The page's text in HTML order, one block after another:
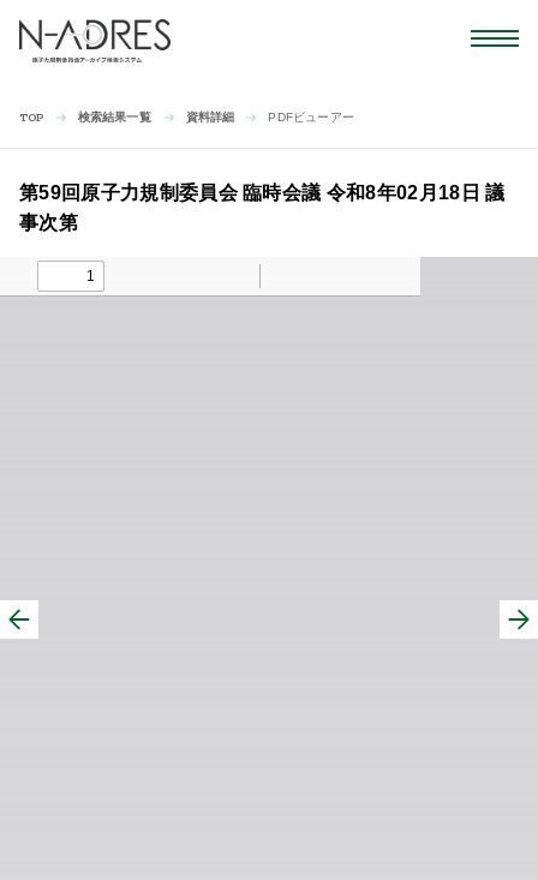
TOP 検索結果一覧 資料詳細 PDFビューアー
第59回原子力規制委員会 臨時会議 令和8年02月18日 議
事次第